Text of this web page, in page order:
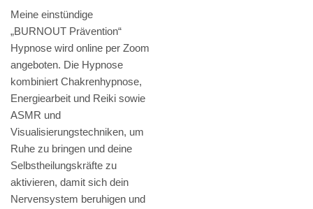
Meine einstündige
„BURNOUT Prävention“
Hypnose wird online per Zoom
angeboten. Die Hypnose
kombiniert Chakrenhypnose,
Energiearbeit und Reiki sowie
ASMR und
Visualisierungstechniken, um
Ruhe zu bringen und deine
Selbstheilungskräfte zu
aktivieren, damit sich dein
Nervensystem beruhigen und